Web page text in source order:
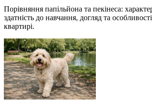
Порівняння папільйона та пекінеса:
здатність до навчання, догляд та
квартирі.